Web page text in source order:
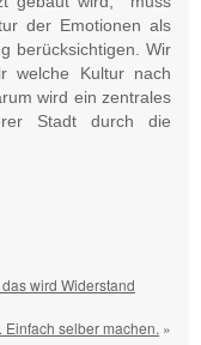
der Emotionen als
berücksichtigen. Wir
welche Kultur nach
wird ein zentrales
Stadt durch die
wird Widerstand
Einfach selber machen. »